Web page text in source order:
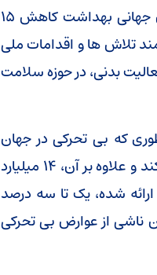
بر اساس این گزارش، هدف برنامه راهبردی جهانی فعالیت بدنی سازمان جهانی بهداشت کاهش ۱۵
این هدف نیازمند تلاش ها و اقدامات ملی
فعالیت بدنی، در حوزه سلامت
که بی تحرکی در جهان
سالانه ۵۴ میلیارد دلار هزینه مستقیم برای نظام های سلامت ایجاد می کند و علاوه بر آن، ۱۴ میلیارد
شده، یک تا سه درصد
ناشی از عوارض بی تحرکی